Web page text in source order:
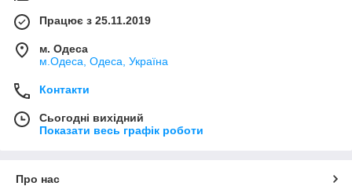
Працює з 25.11.2019
м. Одеса
м.Одеса, Одеса, Україна
Контакти
Сьогодні вихідний
Показати весь графік роботи
Про нас